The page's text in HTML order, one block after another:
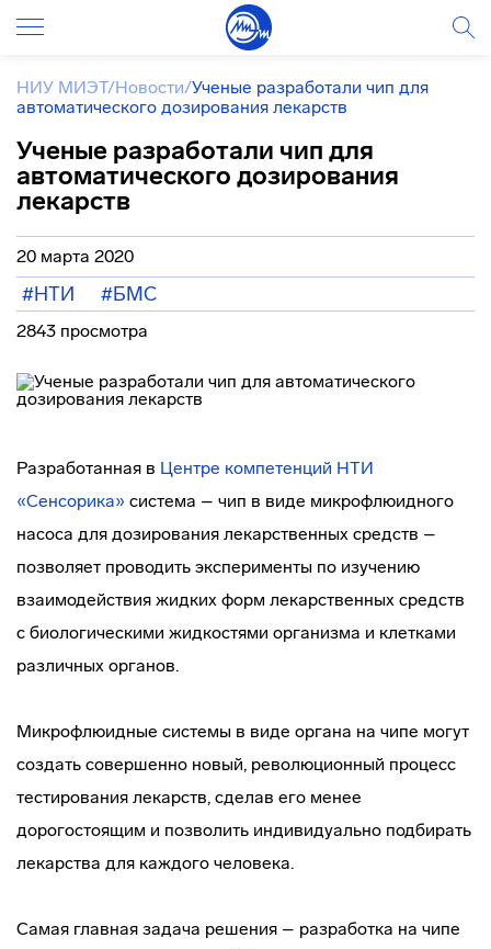
НИУ МИЭТ/Новости/Ученые разработали чип для
автоматического дозирования лекарств
Ученые разработали чип для
автоматического дозирования
лекарств
20 марта 2020
#НТИ #БМС
2843 просмотра
Разработанная в Центре компетенций НТИ
«Сенсорика» система – чип в виде микрофлюидного
насоса для дозирования лекарственных средств –
позволяет проводить эксперименты по изучению
взаимодействия жидких форм лекарственных средств
с биологическими жидкостями организма и клетками
различных органов.
Микрофлюидные системы в виде органа на чипе могут
создать совершенно новый, революционный процесс
тестирования лекарств, сделав его менее
дорогостоящим и позволить индивидуально подбирать
лекарства для каждого человека.
Самая главная задача решения – разработка на чипе